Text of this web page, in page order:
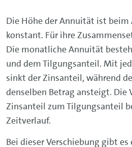
Die Höhe der Annuität ist
konstant. Für ihre
Die monatliche Annuität
und dem Tilgungsanteil. Mit
sinkt der Zinsanteil, während
denselben Betrag ansteigt. Die
Zinsanteil zum Tilgungsanteil
Zeitverlauf.
Bei dieser Verschiebung gibt